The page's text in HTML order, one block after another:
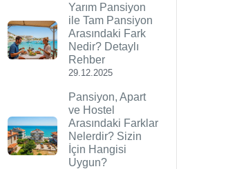
Yarım Pansiyon
ile Tam Pansiyon
Arasındaki Fark
Nedir? Detaylı
Rehber
29.12.2025
Pansiyon, Apart
ve Hostel
Arasındaki Farklar
Nelerdir? Sizin
İçin Hangisi
Uygun?